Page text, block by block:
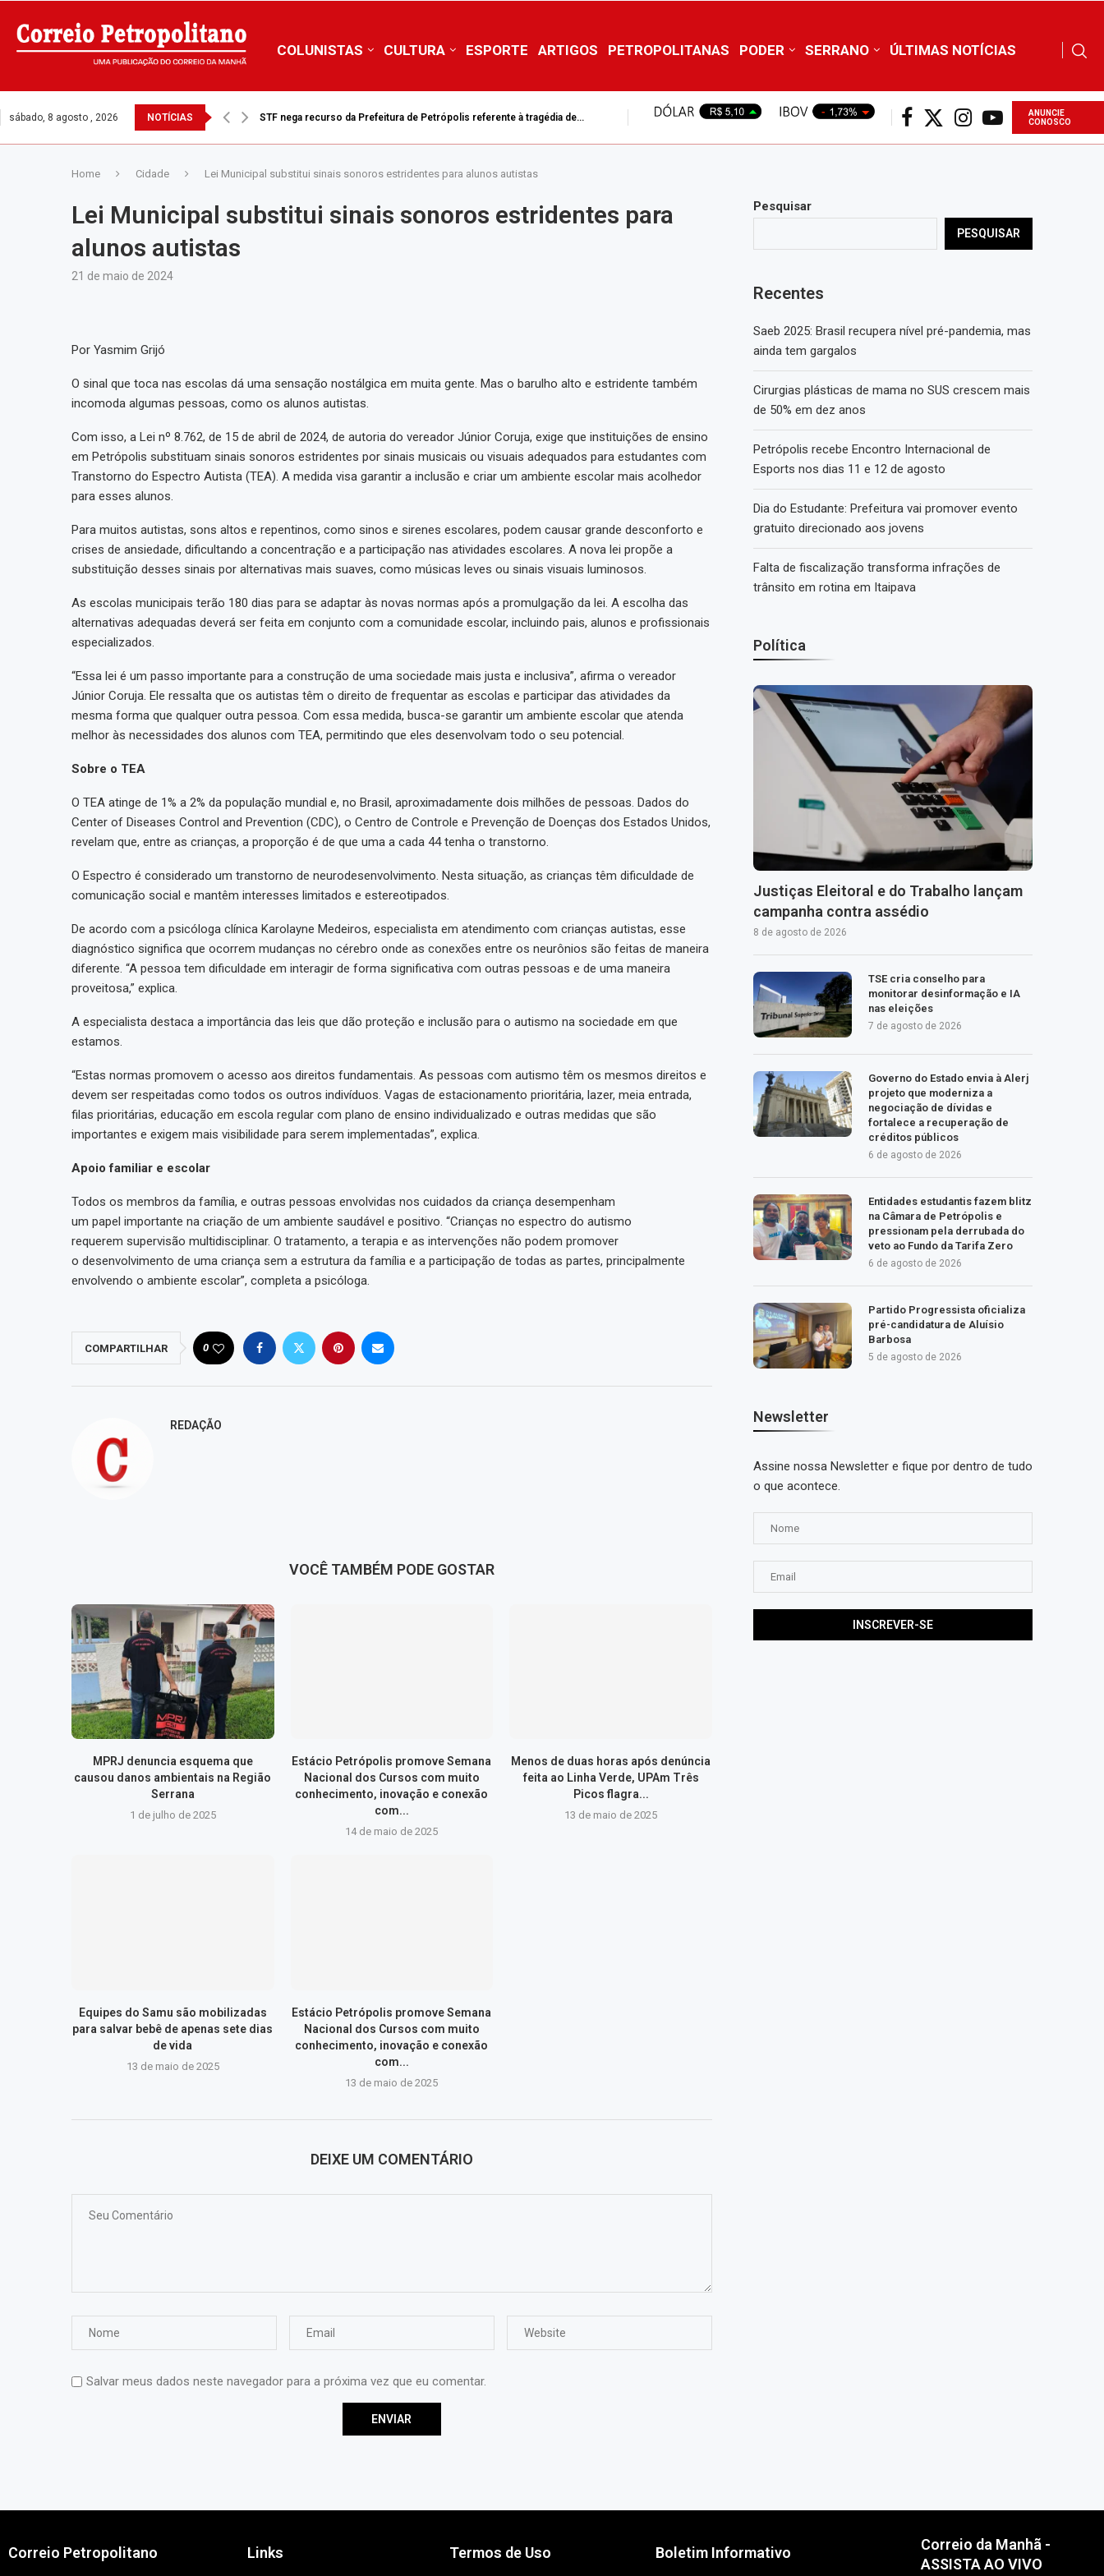
COLUNISTAS CULTURA ESPORTE ARTIGOS PETROPOLITANAS PODER SERRANO ÚLTIMAS NOTÍCIAS
sábado, 8 agosto , 2026 NOTÍCIAS Ventos fortes: Prefeitura de Petrópolis suspende aulas da rede municipal nesta...
ANUNCIE
CONOSCO
Home Cidade Lei Municipal substitui sinais sonoros estridentes para alunos autistas
Lei Municipal substitui sinais sonoros estridentes para
alunos autistas
21 de maio de 2024
Por Yasmim Grijó
O sinal que toca nas escolas dá uma sensação nostálgica em muita gente. Mas o barulho alto e estridente também
incomoda algumas pessoas, como os alunos autistas.
Com isso, a Lei nº 8.762, de 15 de abril de 2024, de autoria do vereador Júnior Coruja, exige que instituições de ensino
em Petrópolis substituam sinais sonoros estridentes por sinais musicais ou visuais adequados para estudantes com
Transtorno do Espectro Autista (TEA). A medida visa garantir a inclusão e criar um ambiente escolar mais acolhedor
para esses alunos.
Para muitos autistas, sons altos e repentinos, como sinos e sirenes escolares, podem causar grande desconforto e
crises de ansiedade, dificultando a concentração e a participação nas atividades escolares. A nova lei propõe a
substituição desses sinais por alternativas mais suaves, como músicas leves ou sinais visuais luminosos.
As escolas municipais terão 180 dias para se adaptar às novas normas após a promulgação da lei. A escolha das
alternativas adequadas deverá ser feita em conjunto com a comunidade escolar, incluindo pais, alunos e profissionais
especializados.
“Essa lei é um passo importante para a construção de uma sociedade mais justa e inclusiva”, afirma o vereador
Júnior Coruja. Ele ressalta que os autistas têm o direito de frequentar as escolas e participar das atividades da
mesma forma que qualquer outra pessoa. Com essa medida, busca-se garantir um ambiente escolar que atenda
melhor às necessidades dos alunos com TEA, permitindo que eles desenvolvam todo o seu potencial.
Sobre o TEA
O TEA atinge de 1% a 2% da população mundial e, no Brasil, aproximadamente dois milhões de pessoas. Dados do
Center of Diseases Control and Prevention (CDC), o Centro de Controle e Prevenção de Doenças dos Estados Unidos,
revelam que, entre as crianças, a proporção é de que uma a cada 44 tenha o transtorno.
O Espectro é considerado um transtorno de neurodesenvolvimento. Nesta situação, as crianças têm dificuldade de
comunicação social e mantêm interesses limitados e estereotipados.
De acordo com a psicóloga clínica Karolayne Medeiros, especialista em atendimento com crianças autistas, esse
diagnóstico significa que ocorrem mudanças no cérebro onde as conexões entre os neurônios são feitas de maneira
diferente. “A pessoa tem dificuldade em interagir de forma significativa com outras pessoas e de uma maneira
proveitosa,” explica.
A especialista destaca a importância das leis que dão proteção e inclusão para o autismo na sociedade em que
estamos.
“Estas normas promovem o acesso aos direitos fundamentais. As pessoas com autismo têm os mesmos direitos e
devem ser respeitadas como todos os outros indivíduos. Vagas de estacionamento prioritária, lazer, meia entrada,
filas prioritárias, educação em escola regular com plano de ensino individualizado e outras medidas que são
importantes e exigem mais visibilidade para serem implementadas”, explica.
Apoio familiar e escolar
Todos os membros da família, e outras pessoas envolvidas nos cuidados da criança desempenham
um papel importante na criação de um ambiente saudável e positivo. “Crianças no espectro do autismo
requerem supervisão multidisciplinar. O tratamento, a terapia e as intervenções não podem promover
o desenvolvimento de uma criança sem a estrutura da família e a participação de todas as partes, principalmente
envolvendo o ambiente escolar”, completa a psicóloga.
COMPARTILHAR 0
REDAÇÃO
VOCÊ TAMBÉM PODE GOSTAR
MPRJ denuncia esquema que
causou danos ambientais na Região
Serrana
1 de julho de 2025
Estácio Petrópolis promove Semana
Nacional dos Cursos com muito
conhecimento, inovação e conexão
com...
14 de maio de 2025
Menos de duas horas após denúncia
feita ao Linha Verde, UPAm Três
Picos flagra...
13 de maio de 2025
Equipes do Samu são mobilizadas
para salvar bebê de apenas sete dias
de vida
13 de maio de 2025
Estácio Petrópolis promove Semana
Nacional dos Cursos com muito
conhecimento, inovação e conexão
com...
13 de maio de 2025
DEIXE UM COMENTÁRIO
Salvar meus dados neste navegador para a próxima vez que eu comentar.
Pesquisar
PESQUISAR
Recentes
Saeb 2025: Brasil recupera nível pré-pandemia, mas
ainda tem gargalos
Cirurgias plásticas de mama no SUS crescem mais
de 50% em dez anos
Petrópolis recebe Encontro Internacional de
Esports nos dias 11 e 12 de agosto
Dia do Estudante: Prefeitura vai promover evento
gratuito direcionado aos jovens
Falta de fiscalização transforma infrações de
trânsito em rotina em Itaipava
Política
Justiças Eleitoral e do Trabalho lançam
campanha contra assédio
8 de agosto de 2026
TSE cria conselho para
monitorar desinformação e IA
nas eleições
7 de agosto de 2026
Governo do Estado envia à Alerj
projeto que moderniza a
negociação de dívidas e
fortalece a recuperação de
créditos públicos
6 de agosto de 2026
Entidades estudantis fazem blitz
na Câmara de Petrópolis e
pressionam pela derrubada do
veto ao Fundo da Tarifa Zero
6 de agosto de 2026
Partido Progressista oficializa
pré-candidatura de Aluísio
Barbosa
5 de agosto de 2026
Newsletter
Assine nossa Newsletter e fique por dentro de tudo
o que acontece.
Correio Petropolitano Links Termos de Uso Boletim Informativo
Correio da Manhã -
ASSISTA AO VIVO